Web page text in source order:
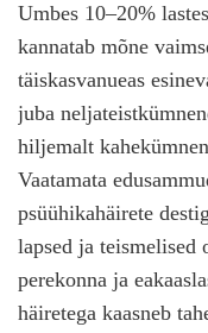
Umbes 10–20%
kannatab mõne
täiskasvanueas
juba
hiljemalt
Vaatamata
psüühikahäirete
lapsed ja teismelised
perekonna ja
häiretega kaasneb